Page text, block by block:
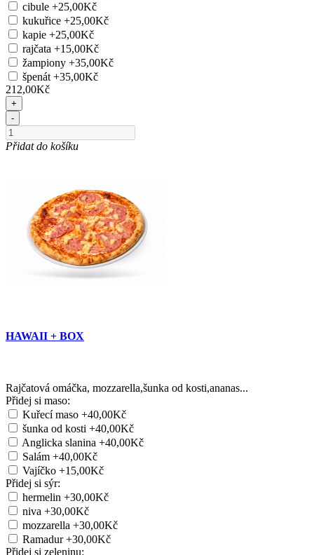
cibule +25,00Kč
kukuřice +25,00Kč
kapie +25,00Kč
rajčata +15,00Kč
žampiony +35,00Kč
špenát +35,00Kč
212,00Kč
+
-
Přidat do košíku
HAWAII + BOX
Rajčatová omáčka, mozzarella,šunka od kosti,ananas...
Přidej si maso:
Kuřecí maso +40,00Kč
šunka od kosti +40,00Kč
Anglicka slanina +40,00Kč
Salám +40,00Kč
Vajíčko +15,00Kč
Přidej si sýr:
hermelin +30,00Kč
niva +30,00Kč
mozzarella +30,00Kč
Ramadur +30,00Kč
Přidej si zeleninu: